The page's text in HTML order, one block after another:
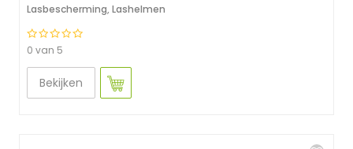
Lasbescherming, Lashelmen
0 van 5
Bekijken